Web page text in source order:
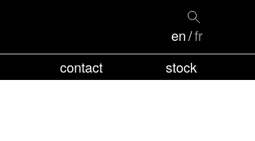
contact stock
en fr